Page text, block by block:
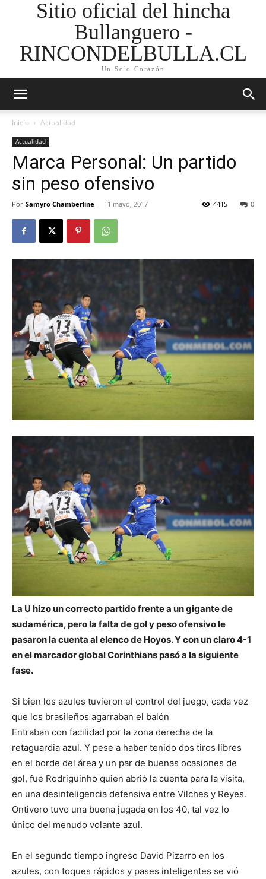
Sitio oficial del hincha
Bullanguero -
RINCONDELBULLA.CL
Un Solo Corazón
Inicio Actualidad
Actualidad
Marca Personal: Un partido
sin peso ofensivo
Por Samyro Chamberline - 11 mayo, 2017 0
4415
La U hizo un correcto partido frente a un gigante de
sudamérica, pero la falta de gol y peso ofensivo le
pasaron la cuenta al elenco de Hoyos. Y con un claro 4-1
en el marcador global Corinthians pasó a la siguiente
fase.
Si bien los azules tuvieron el control del juego, cada vez
que los brasileños agarraban el balón
Entraban con facilidad por la zona derecha de la
retaguardia azul. Y pese a haber tenido dos tiros libres
en el borde del área y un par de buenas ocasiones de
gol, fue Rodriguinho quien abrió la cuenta para la visita,
en una desinteligencia defensiva entre Vilches y Reyes.
Ontivero tuvo una buena jugada en los 40, tal vez lo
único del menudo volante azul.
En el segundo tiempo ingreso David Pizarro en los
azules, con toques rápidos y pases inteligentes se vió